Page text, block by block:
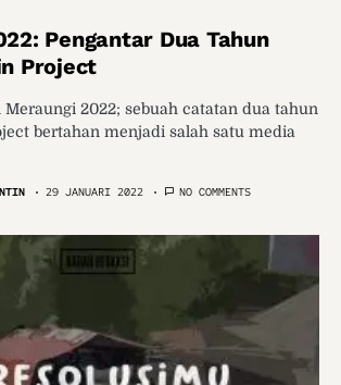
Pengantar Dua Tahun
Project
2022; sebuah catatan dua tahun
bertahan menjadi salah satu media
29 JANUARI 2022 NO COMMENTS